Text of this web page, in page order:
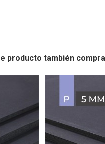
producto también